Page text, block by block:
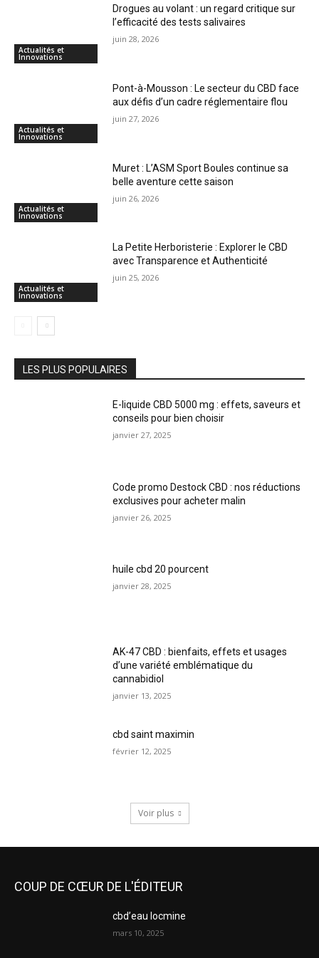
Actualités et
Innovations
Drogues au volant : un regard critique sur
l’efficacité des tests salivaires
juin 28, 2026
Actualités et
Innovations
Pont-à-Mousson : Le secteur du CBD face
aux défis d’un cadre réglementaire flou
juin 27, 2026
Actualités et
Innovations
Muret : L’ASM Sport Boules continue sa
belle aventure cette saison
juin 26, 2026
Actualités et
Innovations
La Petite Herboristerie : Explorer le CBD
avec Transparence et Authenticité
juin 25, 2026
LES PLUS POPULAIRES
E-liquide CBD 5000 mg : effets, saveurs et
conseils pour bien choisir
janvier 27, 2025
Code promo Destock CBD : nos réductions
exclusives pour acheter malin
janvier 26, 2025
huile cbd 20 pourcent
janvier 28, 2025
AK-47 CBD : bienfaits, effets et usages
d’une variété emblématique du
cannabidiol
janvier 13, 2025
cbd saint maximin
février 12, 2025
Voir plus
COUP DE CŒUR DE L'ÉDITEUR
cbd’eau locmine
mars 10, 2025